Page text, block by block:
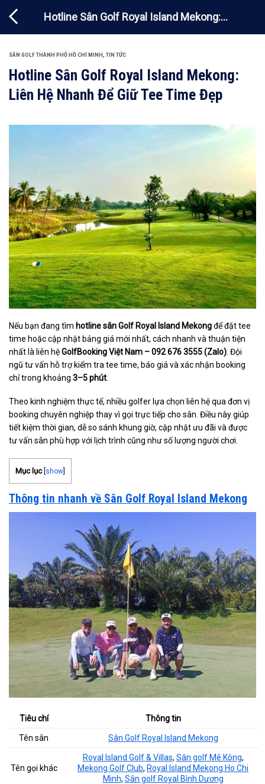
đến
Hotline Sân Golf Royal Island Mekong:
Liên Hệ Nhanh Để Giữ Tee Time Đẹp
SÂN GOLF THÀNH PHỐ HỒ CHÍ MINH TIN TỨC
Hotline Sân Golf Royal Island Mekong:
Liên Hệ Nhanh Để Giữ Tee Time Đẹp
Nếu bạn đang tìm hotline sân Golf Royal Island Mekongđể đặt tee
time hoặc cập nhật bảng giá mới nhất, cách nhanh và thuận tiện
nhất là liên hệGolfBooking Việt Nam – 092 676 3555 (Zalo). Đội
ngũ tư vấn hỗ trợ kiểm tra tee time, báo giá và xác nhận booking
chỉ trong khoảng 3–5 phút.
Theo kinh nghiệm thực tế, nhiều golfer lựa chọn liên hệ qua đơn vị
booking chuyên nghiệp thay vì gọi trực tiếp cho sân. Điều này giúp
tiết kiệm thời gian, dễ so sánh khung giờ, cập nhật ưu đãi và được
tư vấn sân phù hợp với lịch trình cũng như số lượng người chơi.
Mục lục show
Thông tin nhanh về Sân Golf Royal Island Mekong
Tiêu chí Thông tin
Tên sân Sân Golf Royal Island Mekong
Tên gọi khác
Royal Island Golf & Villas, Sân golf Mê Kông,
Mekong Golf Club, Royal Island Mekong Ho Chi
Minh, Sân golf Royal Bình Dương